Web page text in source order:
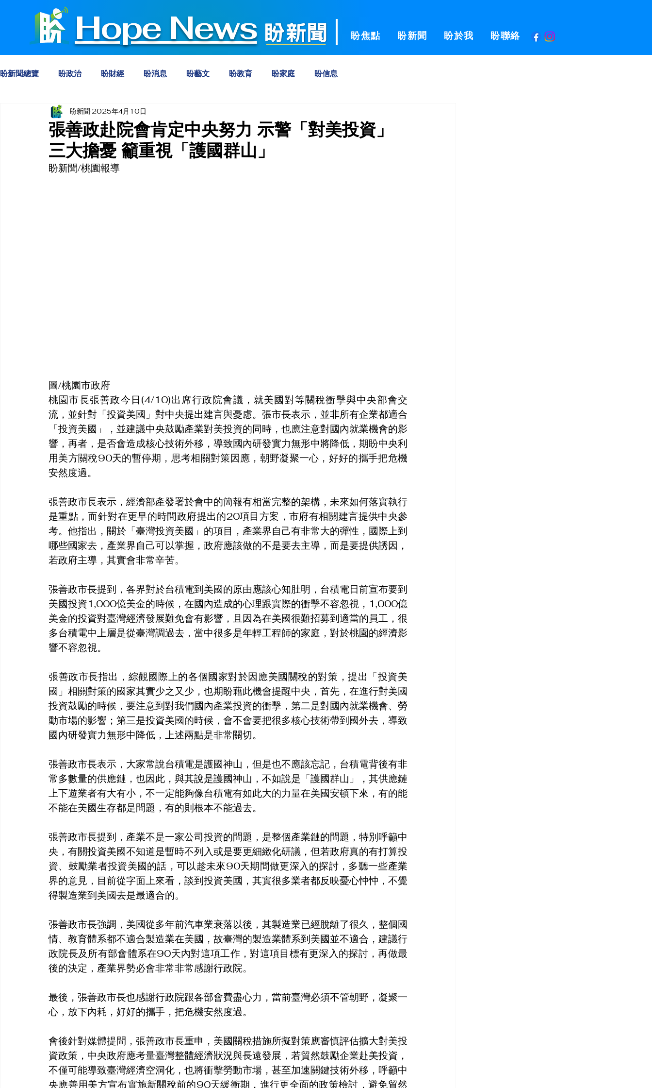
Hope News 盼焦點 盼新聞 盼於我 盼聯絡
盼新聞總覽 盼政治 盼財經 盼消息 盼藝文 盼教育 盼家庭 盼信息
張善政赴院會肯定中央努力 示警「對美投資」
三大擔憂 籲重視「護國群山」
盼新聞 2025年4月10日
盼新聞/桃園報導
圖/桃園市政府
桃園市長張善政今日(4/10)出席行政院會議，就美國對等關稅衝擊與中央部會交
流，並針對「投資美國」對中央提出建言與憂慮。張市長表示，並非所有企業都適合
「投資美國」，並建議中央鼓勵產業對美投資的同時，也應注意對國內就業機會的影
響，再者，是否會造成核心技術外移，導致國內研發實力無形中將降低，期盼中央利
用美方關稅90天的暫停期，思考相關對策因應，朝野凝聚一心，好好的攜手把危機
安然度過。
張善政市長表示，經濟部產發署於會中的簡報有相當完整的架構，未來如何落實執行
是重點，而針對在更早的時間政府提出的20項目方案，市府有相關建言提供中央參
考。他指出，關於「臺灣投資美國」的項目，產業界自己有非常大的彈性，國際上到
哪些國家去，產業界自己可以掌握，政府應該做的不是要去主導，而是要提供誘因，
若政府主導，其實會非常辛苦。
張善政市長提到，各界對於台積電到美國的原由應該心知肚明，台積電日前宣布要到
美國投資1,000億美金的時候，在國內造成的心理跟實際的衝擊不容忽視，1,000億
美金的投資對臺灣經濟發展難免會有影響，且因為在美國很難招募到適當的員工，很
多台積電中上層是從臺灣調過去，當中很多是年輕工程師的家庭，對於桃園的經濟影
響不容忽視。
張善政市長指出，綜觀國際上的各個國家對於因應美國關稅的對策，提出「投資美
國」相關對策的國家其實少之又少，也期盼藉此機會提醒中央，首先，在進行對美國
投資鼓勵的時候，要注意到對我們國內產業投資的衝擊，第二是對國內就業機會、勞
動市場的影響；第三是投資美國的時候，會不會要把很多核心技術帶到國外去，導致
國內研發實力無形中降低，上述兩點是非常關切。
張善政市長表示，大家常說台積電是護國神山，但是也不應該忘記，台積電背後有非
常多數量的供應鏈，也因此，與其說是護國神山，不如說是「護國群山」，其供應鏈
上下遊業者有大有小，不一定能夠像台積電有如此大的力量在美國安頓下來，有的能
不能在美國生存都是問題，有的則根本不能過去。
張善政市長提到，產業不是一家公司投資的問題，是整個產業鏈的問題，特別呼籲中
央，有關投資美國不知道是暫時不列入或是要更細緻化研議，但若政府真的有打算投
資、鼓勵業者投資美國的話，可以趁未來90天期間做更深入的探討，多聽一些產業
界的意見，目前從字面上來看，談到投資美國，其實很多業者都反映憂心忡忡，不覺
得製造業到美國去是最適合的。
張善政市長強調，美國從多年前汽車業衰落以後，其製造業已經脫離了很久，整個國
情、教育體系都不適合製造業在美國，故臺灣的製造業體系到美國並不適合，建議行
政院長及所有部會體系在90天內對這項工作，對這項目標有更深入的探討，再做最
後的決定，產業界勢必會非常非常感謝行政院。
最後，張善政市長也感謝行政院跟各部會費盡心力，當前臺灣必須不管朝野，凝聚一
心，放下內耗，好好的攜手，把危機安然度過。
會後針對媒體提問，張善政市長重申，美國關稅措施所擬對策應審慎評估擴大對美投
資政策，中央政府應考量臺灣整體經濟狀況與長遠發展，若貿然鼓勵企業赴美投資，
不僅可能導致臺灣經濟空洞化，也將衝擊勞動市場，甚至加速關鍵技術外移，呼籲中
央應善用美方宣布實施新關稅前的90天緩衝期，進行更全面的政策檢討，避免貿然